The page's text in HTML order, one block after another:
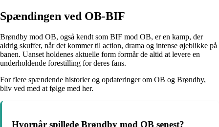
Spændingen ved OB-BIF
Brøndby mod OB, også kendt som BIF mod OB, er en kamp, der
aldrig skuffer, når det kommer til action, drama og intense øjeblikke på
banen. Uanset holdenes aktuelle form formår de altid at levere en
underholdende forestilling for deres fans.
For flere spændende historier og opdateringer om OB og Brøndby,
bliv ved med at følge med her.
Hvornår spillede Brøndby mod OB senest?